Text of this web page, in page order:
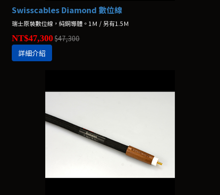
Swisscables Diamond 數位線
瑞士原裝數位線，純銅導體。1Ｍ / 另有1.5Ｍ
NT$47,300$47,300
詳細介紹